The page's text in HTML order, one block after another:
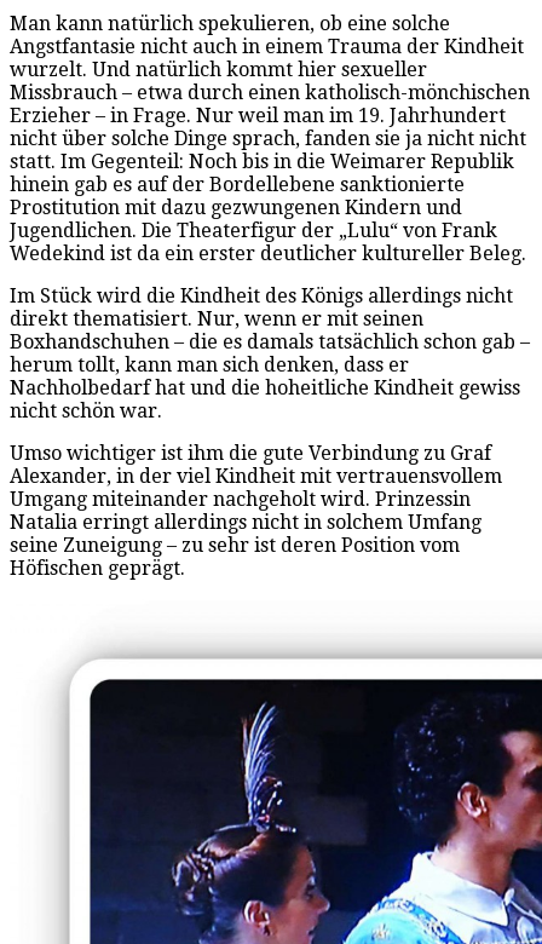
Man kann natürlich spekulieren, ob eine solche
Angstfantasie nicht auch in einem Trauma der Kindheit
wurzelt. Und natürlich kommt hier sexueller
Missbrauch – etwa durch einen katholisch-mönchischen
Erzieher – in Frage. Nur weil man im 19. Jahrhundert
nicht über solche Dinge sprach, fanden sie ja nicht nicht
statt. Im Gegenteil: Noch bis in die Weimarer Republik
hinein gab es auf der Bordellebene sanktionierte
Prostitution mit dazu gezwungenen Kindern und
Jugendlichen. Die Theaterfigur der „Lulu“ von Frank
Wedekind ist da ein erster deutlicher kultureller Beleg.
Im Stück wird die Kindheit des Königs allerdings nicht
direkt thematisiert. Nur, wenn er mit seinen
Boxhandschuhen – die es damals tatsächlich schon gab –
herum tollt, kann man sich denken, dass er
Nachholbedarf hat und die hoheitliche Kindheit gewiss
nicht schön war.
Umso wichtiger ist ihm die gute Verbindung zu Graf
Alexander, in der viel Kindheit mit vertrauensvollem
Umgang miteinander nachgeholt wird. Prinzessin
Natalia erringt allerdings nicht in solchem Umfang
seine Zuneigung – zu sehr ist deren Position vom
Höfischen geprägt.